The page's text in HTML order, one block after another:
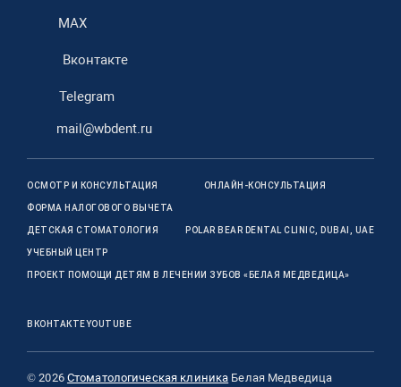
MAX
Вконтакте
Telegram
mail@wbdent.ru
ОСМОТР И КОНСУЛЬТАЦИЯ ОНЛАЙН-КОНСУЛЬТАЦИЯ
ФОРМА НАЛОГОВОГО ВЫЧЕТА
ДЕТСКАЯ СТОМАТОЛОГИЯ POLAR BEAR DENTAL CLINIC, DUBAI, UAE
УЧЕБНЫЙ ЦЕНТР
ПРОЕКТ ПОМОЩИ ДЕТЯМ В ЛЕЧЕНИИ ЗУБОВ «БЕЛАЯ МЕДВЕДИЦА»
ВКОНТАКТЕYOUTUBE
© 2026 Стоматологическая клиника Белая Медведица